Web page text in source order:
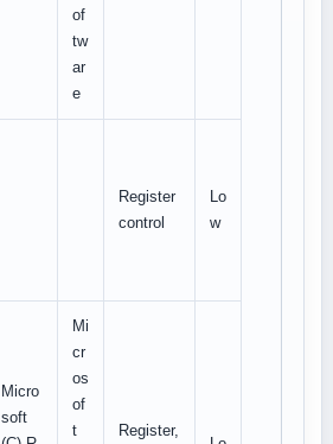
of
tw
ar
e
Register
control
Lo
w
Micro
soft
Mi
cr
os
of
t
Register,